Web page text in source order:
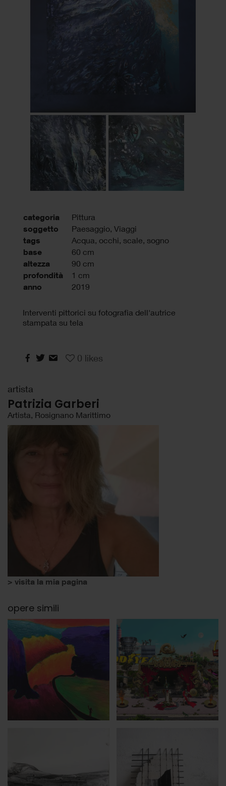
categoria Pittura
soggetto Paesaggio, Viaggi
tags Acqua, occhi, scale, sogno
base 60 cm
altezza 90 cm
profondità 1 cm
anno 2019
Interventi pittorici su fotografia dell'autrice
stampata su tela
0 likes
artista
Patrizia Garberi
Artista, Rosignano Marittimo
> visita la mia pagina
opere simili